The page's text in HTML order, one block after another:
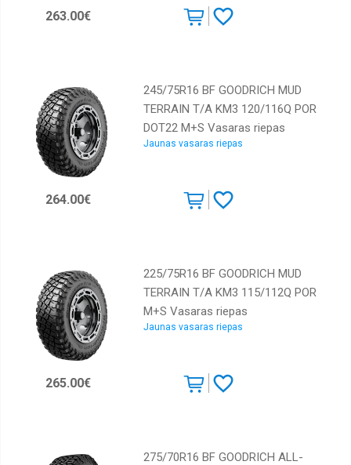
263.00€
245/75R16 BF GOODRICH MUD
TERRAIN T/A KM3 120/116Q POR
DOT22 M+S Vasaras riepas
Jaunas vasaras riepas
264.00€
225/75R16 BF GOODRICH MUD
TERRAIN T/A KM3 115/112Q POR
M+S Vasaras riepas
Jaunas vasaras riepas
265.00€
275/70R16 BF GOODRICH ALL-